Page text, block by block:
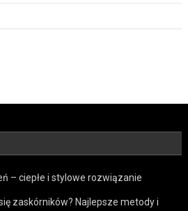
– ciepłe i stylowe rozwiązanie
zaskórników? Najlepsze metody i